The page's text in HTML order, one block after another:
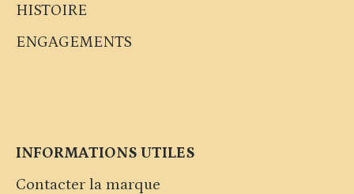
HISTOIRE
ENGAGEMENTS
INFORMATIONS UTILES
Contacter la marque